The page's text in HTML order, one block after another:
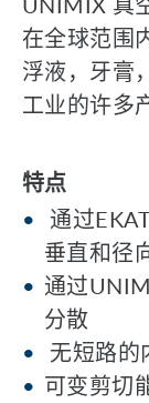
在全球范围
浮液，牙膏
工业的许多
特点
通过
垂直和径
通过
分散
无短路的
可变剪切